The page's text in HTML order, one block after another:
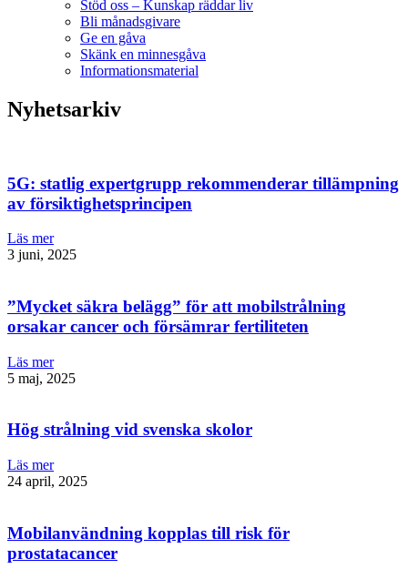
Stöd oss – Kunskap räddar liv
Bli månadsgivare
Ge en gåva
Skänk en minnesgåva
Informationsmaterial
Nyhetsarkiv
5G: statlig expertgrupp rekommenderar tillämpning
av försiktighetsprincipen
Läs mer
3 juni, 2025
”Mycket säkra belägg” för att mobilstrålning
orsakar cancer och försämrar fertiliteten
Läs mer
5 maj, 2025
Hög strålning vid svenska skolor
Läs mer
24 april, 2025
Mobilanvändning kopplas till risk för
prostatacancer